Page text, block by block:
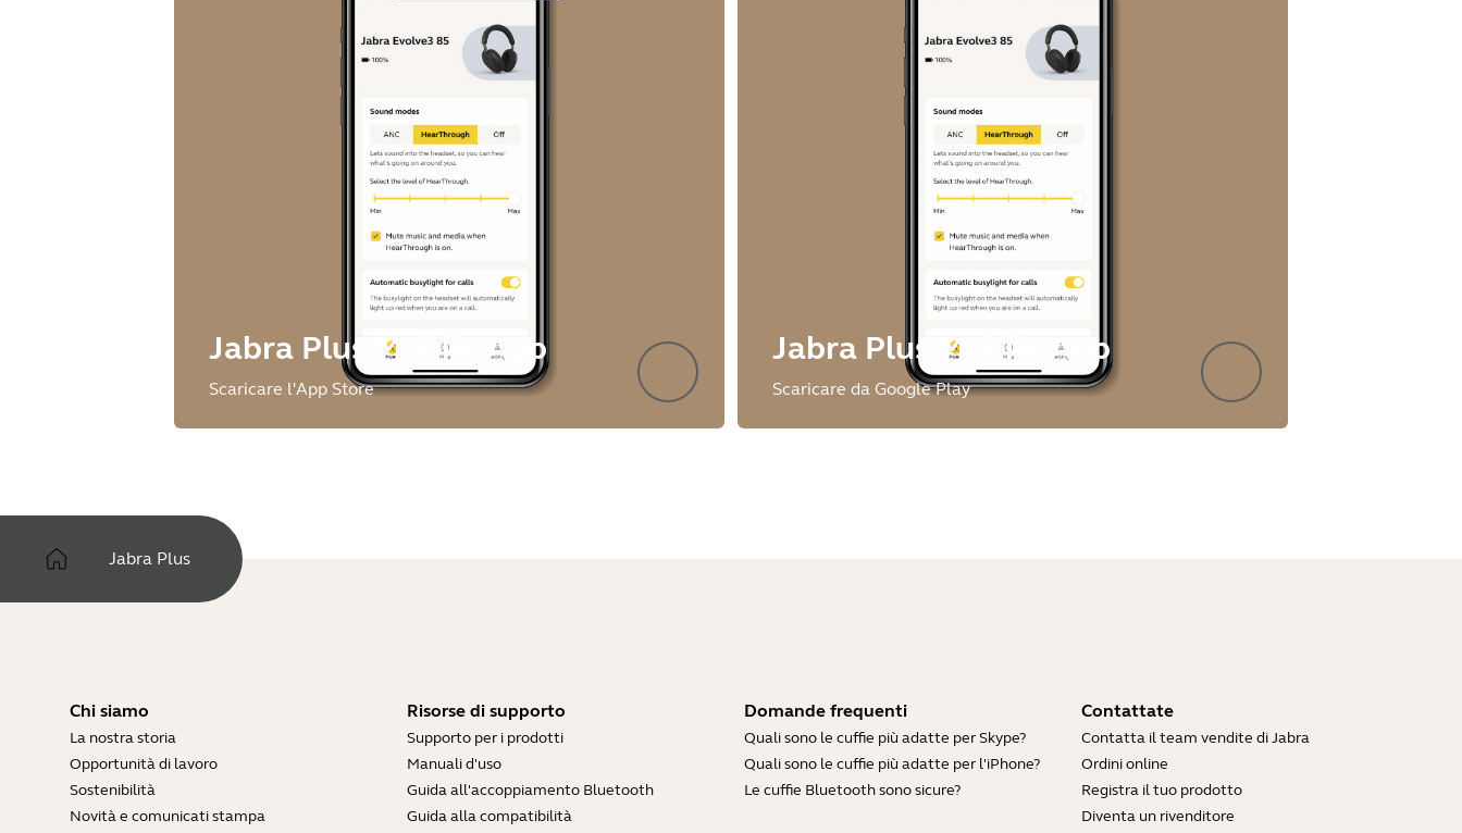
Jabra Plus Mobile App
Scaricare l'App Store
Jabra Plus Mobile App
Scaricare da Google Play
Jabra Plus
Chi siamo
La nostra storia
Opportunità di lavoro
Sostenibilità
Novità e comunicati stampa
Risorse di supporto
Supporto per i prodotti
Manuali d'uso
Guida all'accoppiamento Bluetooth
Guida alla compatibilità
Domande frequenti
Quali sono le cuffie più adatte per Skype?
Quali sono le cuffie più adatte per l'iPhone?
Le cuffie Bluetooth sono sicure?
Contattate
Contatta il team vendite di Jabra
Ordini online
Registra il tuo prodotto
Diventa un rivenditore